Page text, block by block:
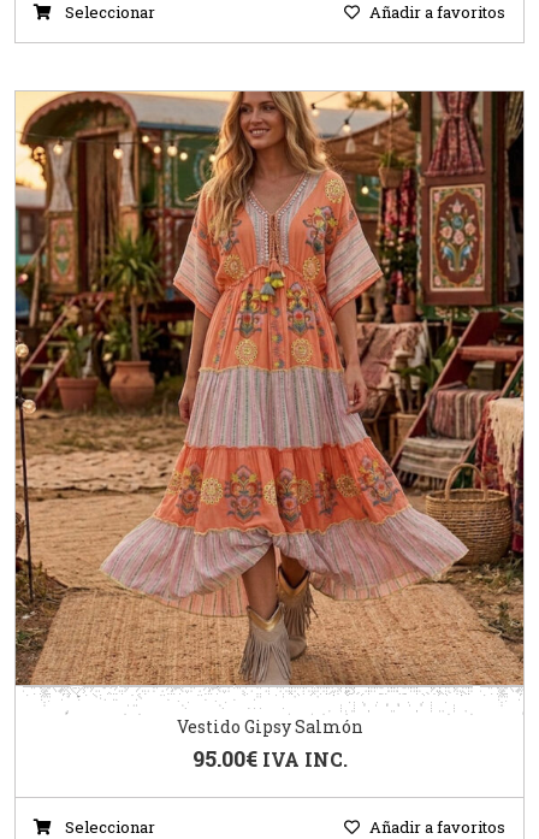
Seleccionar Añadir a favoritos
Vestido Gipsy Salmón
95.00€ IVA INC.
Seleccionar Añadir a favoritos